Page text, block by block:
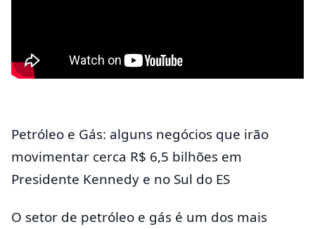
Petróleo e Gás: alguns negócios que irão
movimentar cerca R$ 6,5 bilhões em
Presidente Kennedy e no Sul do ES
O setor de petróleo e gás é um dos mais